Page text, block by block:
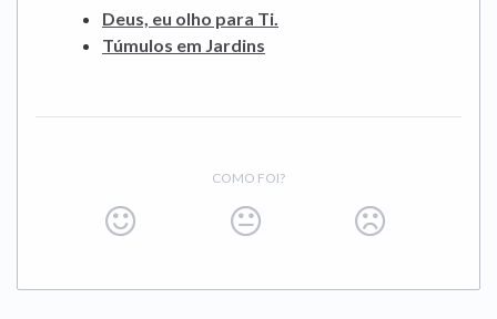
Deus, eu olho para Ti.
Túmulos em Jardins
COMO FOI?